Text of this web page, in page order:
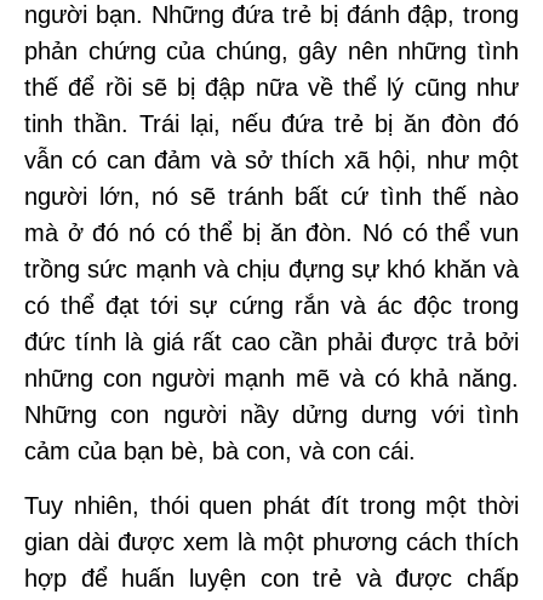
người bạn. Những đứa trẻ bị đánh đập, trong
phản chứng của chúng, gây nên những tình
thế để rồi sẽ bị đập nữa về thể lý cũng như
tinh thần. Trái lại, nếu đứa trẻ bị ăn đòn đó
vẫn có can đảm và sở thích xã hội, như một
người lớn, nó sẽ tránh bất cứ tình thế nào
mà ở đó nó có thể bị ăn đòn. Nó có thể vun
trồng sức mạnh và chịu đựng sự khó khăn và
có thể đạt tới sự cứng rắn và ác độc trong
đức tính là giá rất cao cần phải được trả bởi
những con người mạnh mẽ và có khả năng.
Những con người nầy dửng dưng với tình
cảm của bạn bè, bà con, và con cái.
Tuy nhiên, thói quen phát đít trong một thời
gian dài được xem là một phương cách thích
hợp để huấn luyện con trẻ và được chấp